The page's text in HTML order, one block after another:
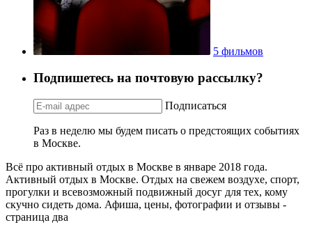
5 фильмов
Подпишетесь на почтовую рассылку?
Подписаться
Раз в неделю мы будем писать о предстоящих событиях
в Москве.
Всё про активный отдых в Москве в январе 2018 года.
Активный отдых в Москве. Отдых на свежем воздухе, спорт,
прогулки и всевозможный подвижный досуг для тех, кому
скучно сидеть дома. Афиша, цены, фотографии и отзывы -
страница два